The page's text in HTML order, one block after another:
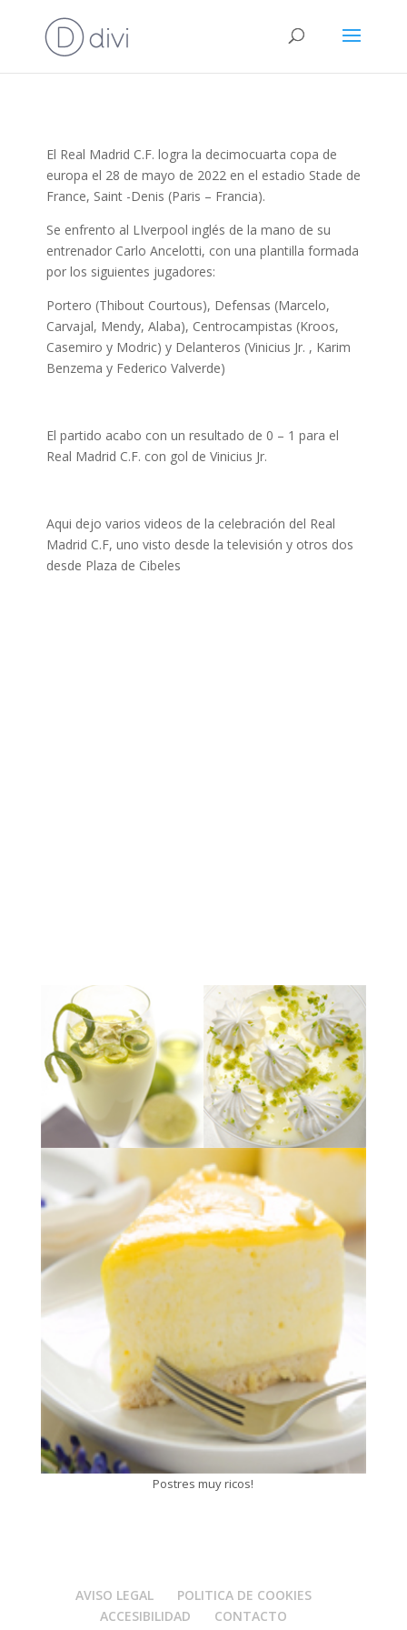
El Real Madrid C.F. logra la decimocuarta copa de
europa el 28 de mayo de 2022 en el estadio Stade de
France, Saint -Denis (Paris – Francia).
Se enfrento al LIverpool inglés de la mano de su
entrenador Carlo Ancelotti, con una plantilla formada
por los siguientes jugadores:
Portero (Thibout Courtous), Defensas (Marcelo,
Carvajal, Mendy, Alaba), Centrocampistas (Kroos,
Casemiro y Modric) y Delanteros (Vinicius Jr. , Karim
Benzema y Federico Valverde)
El partido acabo con un resultado de 0 – 1 para el
Real Madrid C.F. con gol de Vinicius Jr.
Aqui dejo varios videos de la celebración del Real
Madrid C.F, uno visto desde la televisión y otros dos
desde Plaza de Cibeles
Postres muy ricos!
AVISO LEGAL
POLITICA DE COOKIES
ACCESIBILIDAD
CONTACTO